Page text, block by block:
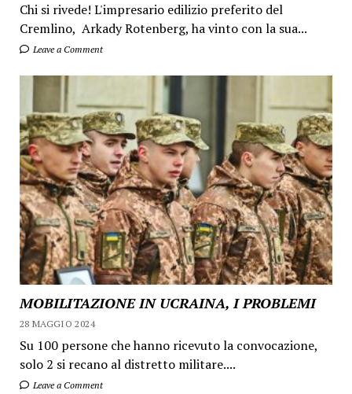
Chi si rivede! L'impresario edilizio preferito del
Cremlino, Arkady Rotenberg, ha vinto con la sua...
Leave a Comment
MOBILITAZIONE IN UCRAINA, I PROBLEMI
28 MAGGIO 2024
Su 100 persone che hanno ricevuto la convocazione,
solo 2 si recano al distretto militare....
Leave a Comment